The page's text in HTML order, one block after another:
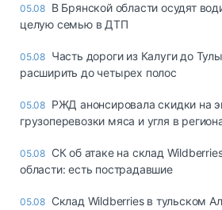
05.08 В Брянской области осудят
целую семью в ДТП
05.08 Часть дороги из Калуги до
расширить до четырех полос
05.08 РЖД анонсировала скидки на
грузоперевозки мяса и угля в
05.08 СК об атаке на склад
области: есть пострадавшие
05.08 Склад Wildberries в тульском